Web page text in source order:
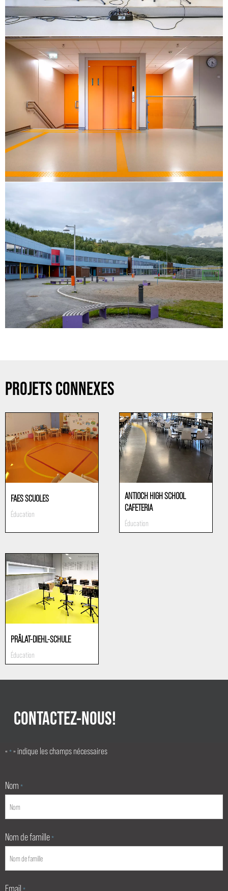
PROJETS CONNEXES
FAES SCUOLES
Éducation
ANTIOCH HIGH SCHOOL
CAFETERIA
Éducation
PRÄLAT-DIEHL-SCHULE
Éducation
CONTACTEZ-NOUS!
« * » indique les champs nécessaires
Nom *
Nom de famille *
Email *